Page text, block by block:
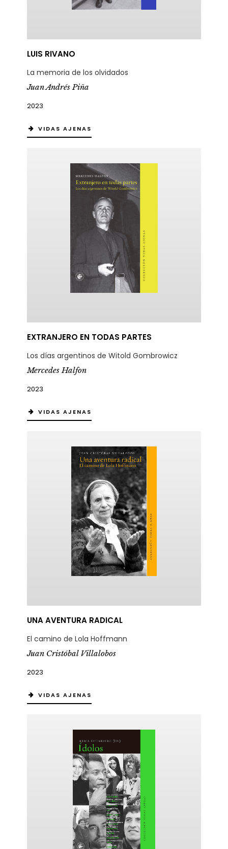
LUIS RIVANO
La memoria de los olvidados
Juan Andrés Piña
2023
VIDAS AJENAS
EXTRANJERO EN TODAS PARTES
Los días argentinos de Witold Gombrowicz
Mercedes Halfon
2023
VIDAS AJENAS
UNA AVENTURA RADICAL
El camino de Lola Hoffmann
Juan Cristóbal Villalobos
2023
VIDAS AJENAS